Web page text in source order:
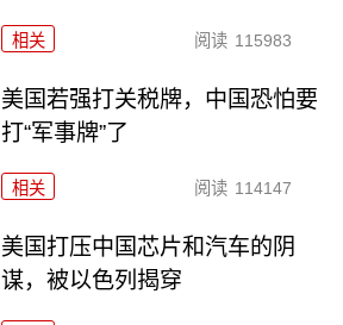
相关 阅读 115983
美国若强打关税牌，中国恐怕要
打“军事牌”了
相关 阅读 114147
美国打压中国芯片和汽车的阴
谋，被以色列揭穿